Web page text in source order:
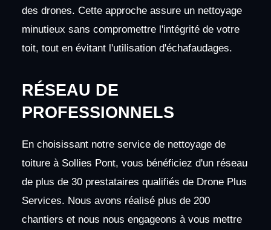
des drones. Cette approche assure un nettoyage
minutieux sans compromettre l'intégrité de votre
toit, tout en évitant l'utilisation d'échafaudages.
RÉSEAU DE
PROFESSIONNELS
En choisissant notre service de nettoyage de
toiture à Sollies Pont, vous bénéficiez d'un réseau
de plus de 30 prestataires qualifiés de Drone Plus
Services. Nous avons réalisé plus de 200
chantiers et nous nous engageons à vous mettre